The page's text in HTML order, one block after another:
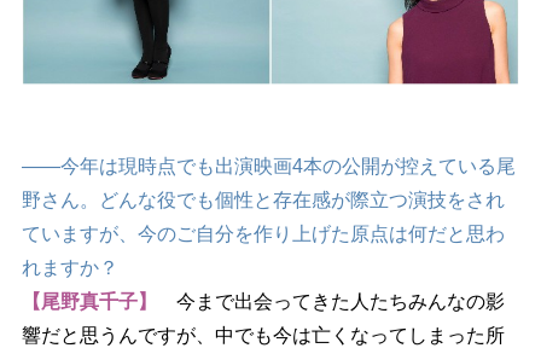
――今年は現時点でも出演映画4本の公開が控えている尾
野さん。どんな役でも個性と存在感が際立つ演技をされ
ていますが、今のご自分を作り上げた原点は何だと思わ
れますか？
【尾野真千子】
今まで出会ってきた人たちみんなの影
響だと思うんですが、中でも今は亡くなってしまった所